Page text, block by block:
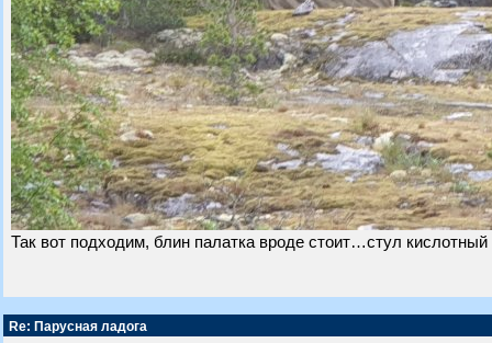
Так вот подходим, блин палатка вроде стоит…стул
Re: Парусная ладога